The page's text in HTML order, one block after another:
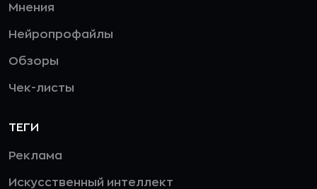
Мнения
Нейропрофайлы
Обзоры
Чек-листы
ТЕГИ
Реклама
Искусственный интеллект